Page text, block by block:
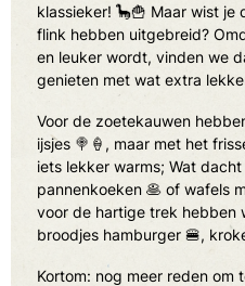
klassieker! 🦕🍟 Maar wist
flink hebben uitgebreid?
en leuker wordt, vinden we
genieten met wat extra
Voor de zoetekauwen
ijsjes 🍭🍦, maar met het
iets lekker warms; Wat
pannenkoeken 🥞 of wafels
voor de hartige trek hebben
broodjes hamburger 🍔,
Kortom: nog meer reden om